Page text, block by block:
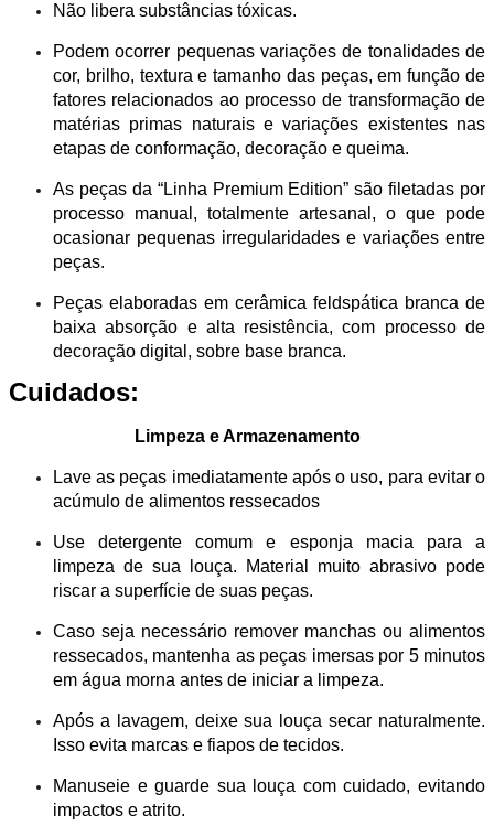
Não libera substâncias tóxicas.
Podem ocorrer pequenas variações de tonalidades de
cor, brilho, textura e tamanho das peças, em função de
fatores relacionados ao processo de transformação de
matérias primas naturais e variações existentes nas
etapas de conformação, decoração e queima.
As peças da “Linha Premium Edition” são filetadas por
processo manual, totalmente artesanal, o que pode
ocasionar pequenas irregularidades e variações entre
peças.
Peças elaboradas em cerâmica feldspática branca de
baixa absorção e alta resistência, com processo de
decoração digital, sobre base branca.
Cuidados:
Limpeza e Armazenamento
Lave as peças imediatamente após o uso, para evitar o
acúmulo de alimentos ressecados
Use detergente comum e esponja macia para a
limpeza de sua louça. Material muito abrasivo pode
riscar a superfície de suas peças.
Caso seja necessário remover manchas ou alimentos
ressecados, mantenha as peças imersas por 5 minutos
em água morna antes de iniciar a limpeza.
Após a lavagem, deixe sua louça secar naturalmente.
Isso evita marcas e fiapos de tecidos.
Manuseie e guarde sua louça com cuidado, evitando
impactos e atrito.